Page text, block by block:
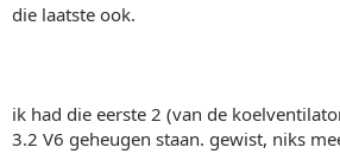
die laatste ook.
ik had die eerste 2 (van de
3.2 V6 geheugen staan. gewist, niks